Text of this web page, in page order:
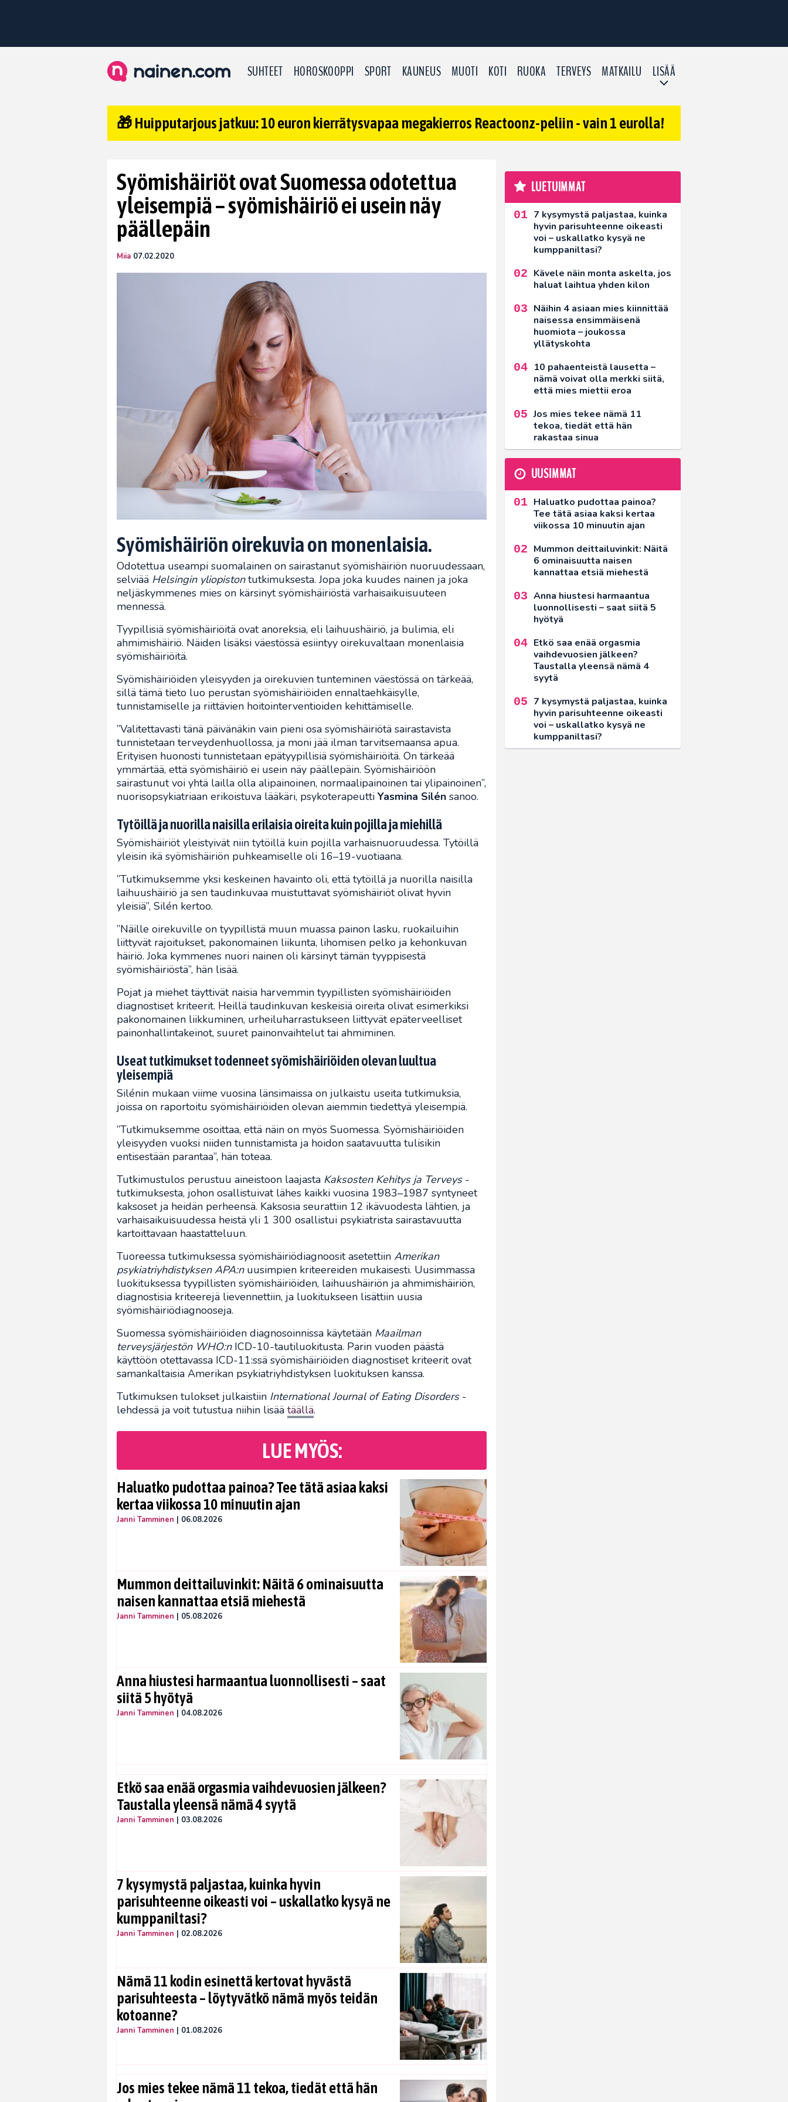
SUHTEET HOROSKOOPPI SPORT KAUNEUS MUOTI KOTI RUOKA TERVEYS MATKAILU LISÄÄ
🎁 Huipputarjous jatkuu: 10 euron kierrätysvapaa megakierros Reactoonz-peliin - vain 1 eurolla!
Syömishäiriöt ovat Suomessa odotettua
yleisempiä – syömishäiriö ei usein näy
päällepäin
Miia 07.02.2020
Syömishäiriön oirekuvia on monenlaisia.
Odotettua useampi suomalainen on sairastanut syömishäiriön nuoruudessaan,
selviää Helsingin yliopistontutkimuksesta. Jopa joka kuudes nainen ja joka
neljäskymmenes mies on kärsinyt syömishäiriöstä varhaisaikuisuuteen
mennessä.
Tyypillisiä syömishäiriöitä ovat anoreksia, eli laihuushäiriö, ja bulimia, eli
ahmimishäiriö. Näiden lisäksi väestössä esiintyy oirekuvaltaan monenlaisia
syömishäiriöitä.
Syömishäiriöiden yleisyyden ja oirekuvien tunteminen väestössä on tärkeää,
sillä tämä tieto luo perustan syömishäiriöiden ennaltaehkäisylle,
tunnistamiselle ja riittävien hoitointerventioiden kehittämiselle.
”Valitettavasti tänä päivänäkin vain pieni osa syömishäiriötä sairastavista
tunnistetaan terveydenhuollossa, ja moni jää ilman tarvitsemaansa apua.
Erityisen huonosti tunnistetaan epätyypillisiä syömishäiriöitä. On tärkeää
ymmärtää, että syömishäiriö ei usein näy päällepäin. Syömishäiriöön
sairastunut voi yhtä lailla olla alipainoinen, normaalipainoinen tai ylipainoinen”,
nuorisopsykiatriaan erikoistuva lääkäri, psykoterapeutti Yasmina Silén sanoo.
Tytöillä ja nuorilla naisilla erilaisia oireita kuin pojilla ja miehillä
Syömishäiriöt yleistyivät niin tytöillä kuin pojilla varhaisnuoruudessa. Tytöillä
yleisin ikä syömishäiriön puhkeamiselle oli 16–19-vuotiaana.
”Tutkimuksemme yksi keskeinen havainto oli, että tytöillä ja nuorilla naisilla
laihuushäiriö ja sen taudinkuvaa muistuttavat syömishäiriöt olivat hyvin
yleisiä”, Silén kertoo.
”Näille oirekuville on tyypillistä muun muassa painon lasku, ruokailuihin
liittyvät rajoitukset, pakonomainen liikunta, lihomisen pelko ja kehonkuvan
häiriö. Joka kymmenes nuori nainen oli kärsinyt tämän tyyppisestä
syömishäiriöstä”, hän lisää.
Pojat ja miehet täyttivät naisia harvemmin tyypillisten syömishäiriöiden
diagnostiset kriteerit. Heillä taudinkuvan keskeisiä oireita olivat esimerkiksi
pakonomainen liikkuminen, urheiluharrastukseen liittyvät epäterveelliset
painonhallintakeinot, suuret painonvaihtelut tai ahmiminen.
Useat tutkimukset todenneet syömishäiriöiden olevan luultua
yleisempiä
Silénin mukaan viime vuosina länsimaissa on julkaistu useita tutkimuksia,
joissa on raportoitu syömishäiriöiden olevan aiemmin tiedettyä yleisempiä.
”Tutkimuksemme osoittaa, että näin on myös Suomessa. Syömishäiriöiden
yleisyyden vuoksi niiden tunnistamista ja hoidon saatavuutta tulisikin
entisestään parantaa”, hän toteaa.
Tutkimustulos perustuu aineistoon laajasta Kaksosten Kehitys ja Terveys-
tutkimuksesta, johon osallistuivat lähes kaikki vuosina 1983–1987 syntyneet
kaksoset ja heidän perheensä. Kaksosia seurattiin 12 ikävuodesta lähtien, ja
varhaisaikuisuudessa heistä yli 1 300 osallistui psykiatrista sairastavuutta
kartoittavaan haastatteluun.
Tuoreessa tutkimuksessa syömishäiriödiagnoosit asetettiin Amerikan
psykiatriyhdistyksen APA:n uusimpien kriteereiden mukaisesti. Uusimmassa
luokituksessa tyypillisten syömishäiriöiden, laihuushäiriön ja ahmimishäiriön,
diagnostisia kriteerejä lievennettiin, ja luokitukseen lisättiin uusia
syömishäiriödiagnooseja.
Suomessa syömishäiriöiden diagnosoinnissa käytetään Maailman
terveysjärjestön WHO:nICD-10-tautiluokitusta. Parin vuoden päästä
käyttöön otettavassa ICD-11:ssä syömishäiriöiden diagnostiset kriteerit ovat
samankaltaisia Amerikan psykiatriyhdistyksen luokituksen kanssa.
Tutkimuksen tulokset julkaistiin International Journal of Eating Disorders -
lehdessä ja voit tutustua niihin lisää täällä.
LUE MYÖS:
Haluatko pudottaa painoa? Tee tätä asiaa kaksi
kertaa viikossa 10 minuutin ajan
Janni Tamminen | 06.08.2026
Mummon deittailuvinkit: Näitä 6 ominaisuutta
naisen kannattaa etsiä miehestä
Janni Tamminen | 05.08.2026
Anna hiustesi harmaantua luonnollisesti – saat
siitä 5 hyötyä
Janni Tamminen | 04.08.2026
Etkö saa enää orgasmia vaihdevuosien jälkeen?
Taustalla yleensä nämä 4 syytä
Janni Tamminen | 03.08.2026
7 kysymystä paljastaa, kuinka hyvin
parisuhteenne oikeasti voi – uskallatko kysyä ne
kumppaniltasi?
Janni Tamminen | 02.08.2026
Nämä 11 kodin esinettä kertovat hyvästä
parisuhteesta – löytyvätkö nämä myös teidän
kotoanne?
Janni Tamminen | 01.08.2026
Jos mies tekee nämä 11 tekoa, tiedät että hän
LUETUIMMAT
7 kysymystä paljastaa, kuinka
hyvin parisuhteenne oikeasti
voi – uskallatko kysyä ne
kumppaniltasi?
Kävele näin monta askelta, jos
haluat laihtua yhden kilon
Näihin 4 asiaan mies kiinnittää
naisessa ensimmäisenä
huomiota – joukossa
yllätyskohta
10 pahaenteistä lausetta –
nämä voivat olla merkki siitä,
että mies miettii eroa
Jos mies tekee nämä 11
tekoa, tiedät että hän
rakastaa sinua
UUSIMMAT
Haluatko pudottaa painoa?
Tee tätä asiaa kaksi kertaa
viikossa 10 minuutin ajan
Mummon deittailuvinkit: Näitä
6 ominaisuutta naisen
kannattaa etsiä miehestä
Anna hiustesi harmaantua
luonnollisesti – saat siitä 5
hyötyä
Etkö saa enää orgasmia
vaihdevuosien jälkeen?
Taustalla yleensä nämä 4
syytä
7 kysymystä paljastaa, kuinka
hyvin parisuhteenne oikeasti
voi – uskallatko kysyä ne
kumppaniltasi?